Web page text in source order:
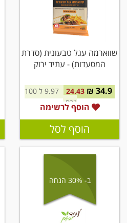
שווארמה עגל טבעונית (סדרת
המסעדות) - עתיד ירוק
34.9 ₪
24.43
9.97 ל 100
גרם
הוסף לרשימה
הוסף לסל
ב- 30% הנחה